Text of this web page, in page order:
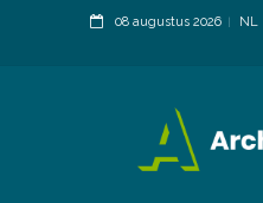
08 augustus 2026 NL